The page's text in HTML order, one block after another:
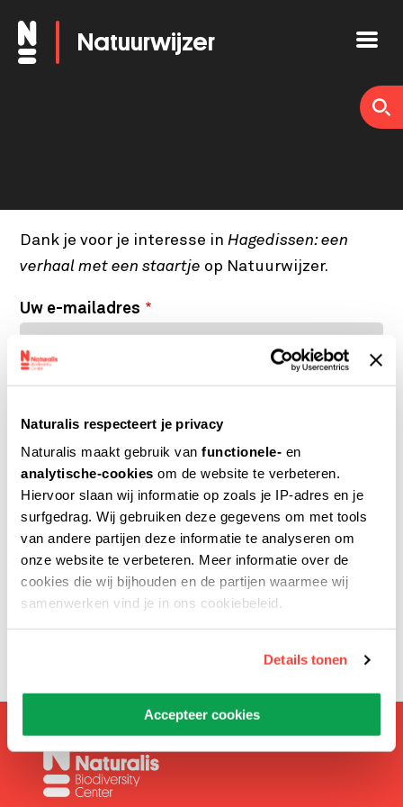
Naturalis respecteert je privacy
Naturalis maakt gebruik van functionele- en
analytische-cookies om de website te verbeteren.
Hiervoor slaan wij informatie op zoals je IP-adres en je
surfgedrag. Wij gebruiken deze gegevens om met tools
van andere partijen deze informatie te analyseren om
onze website te verbeteren. Meer informatie over de
cookies die wij bijhouden en de partijen waarmee wij
samenwerken vind je in ons cookiebeleid.
Details tonen
Accepteer cookies
Overslaan
en
Natuurwijzer
Dank je voor je interesse inHagedissen: een
verhaal met een staartje op Natuurwijzer.
Uw e-mailadres
Verstuur naar